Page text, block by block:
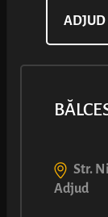
Str.
Adjud